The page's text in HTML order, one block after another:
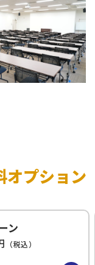
オプション
ン
（税込）